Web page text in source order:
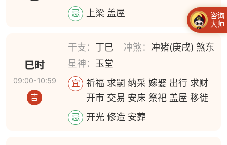
忌 上梁 盖屋
巳时
09:00-10:59
吉
干支： 丁巳 冲煞： 冲猪(庚戌) 煞东
星神： 玉堂
宜
祈福 求嗣 纳采 嫁娶 出行 求财
开市 交易 安床 祭祀 盖屋 移徙
忌 开光 修造 安葬
咨询
大师